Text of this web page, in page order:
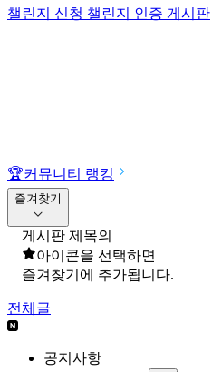
챌린지 신청 챌린지 인증 게시판
🏆커뮤니티 랭킹
즐겨찾기
게시판 제목의
아이콘을 선택하면
즐겨찾기에 추가됩니다.
전체글
공지사항